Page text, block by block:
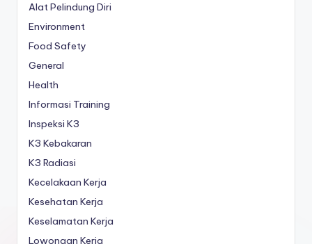
Alat Pelindung Diri
Environment
Food Safety
General
Health
Informasi Training
Inspeksi K3
K3 Kebakaran
K3 Radiasi
Kecelakaan Kerja
Kesehatan Kerja
Keselamatan Kerja
Lowongan Kerja